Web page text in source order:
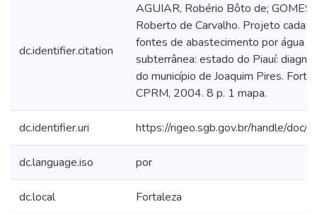
dc.identifier.citation
AGUIAR, Robério Bôto de; GOMES,
Roberto de Carvalho. Projeto
fontes de abastecimento por água
subterrânea: estado do Piauí:
do município de Joaquim Pires.
CPRM, 2004. 8 p. 1 mapa.
dc.identifier.uri https://rigeo.sgb.gov.br/handle/doc/
dc.language.iso por
dc.local Fortaleza